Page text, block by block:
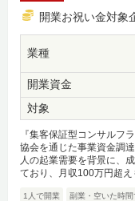
開業お祝い金対象
業種
開業資金
対象
『集客保証型コンサルフ
協会を通じた事業資金調
人の起業需要を背景に、
ており、月収100万円超え
1人で開業 副業・空いた時間